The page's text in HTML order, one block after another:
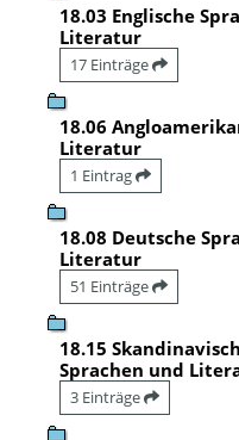
18.03 Englische
Literatur
17 Einträge
18.06
Literatur
1 Eintrag
18.08 Deutsche
Literatur
51 Einträge
18.15
Sprachen und
3 Einträge